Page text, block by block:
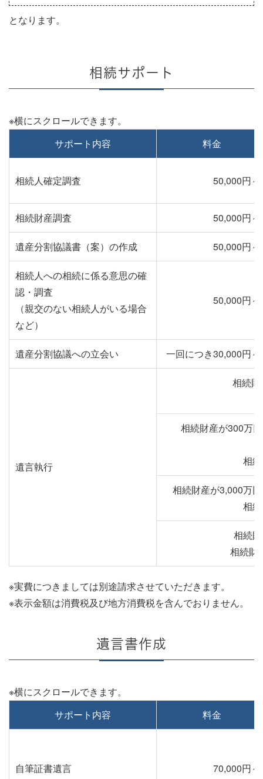
となります。
相続サポート
サポート内容 料金
相続人確定調査 50,000円～
相続財産調査 50,000円～
遺産分割協議書（案）の作成 50,000円～
相続人への相続に係る意思の確
認・調査
（親交のない相続人がいる場合
など）
50,000円～
遺産分割協議への立会い 一回につき30,000円～
遺言執行
相続
相続財産が300万
相
相続財産が3,000万
相
相続
相続財
※実費につきましては別途請求させていただきます。
※表示金額は消費税及び地方消費税を含んでおりません。
遺言書作成
サポート内容 料金
自筆証書遺言 70,000円～